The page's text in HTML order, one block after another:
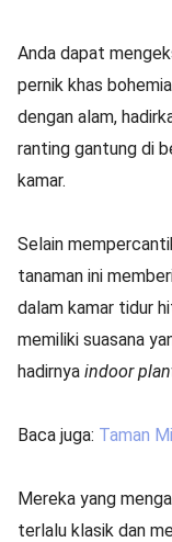
Anda dapat
pernik khas
dengan alam,
ranting gantung di
kamar.
Selain
tanaman ini
dalam kamar tidur
memiliki suasana
hadirnya indoor
Baca juga: Taman
Mereka yang
terlalu klasik dan